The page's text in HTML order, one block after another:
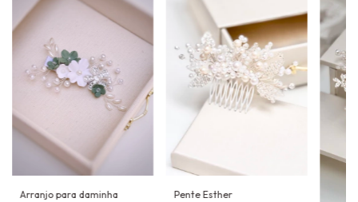
Arranjo para daminha Pente Esther